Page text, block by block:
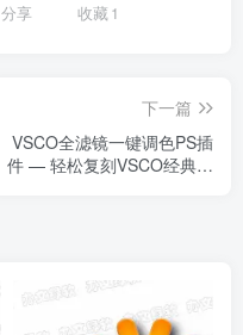
分享 收藏1
下一篇
VSCO全滤镜一键调色PS插
件 — 轻松复刻VSCO经典胶